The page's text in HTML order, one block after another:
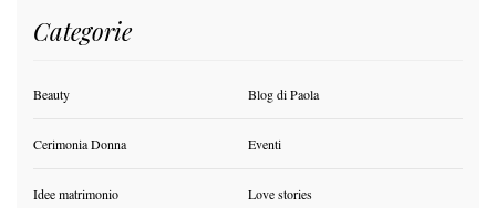
Categorie
Beauty Blog di Paola
Cerimonia Donna Eventi
Idee matrimonio Love stories